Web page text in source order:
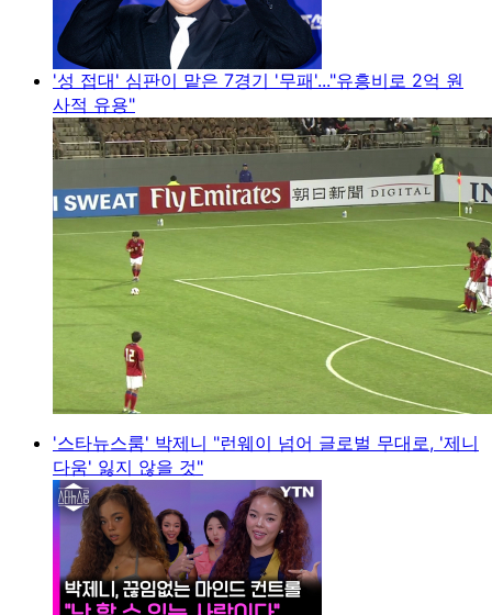
'성 접대' 심판이 맡은 7경기 '무패'..."유흥비로 2억 원
사적 유용"
'스타뉴스룸' 박제니 "런웨이 넘어 글로벌 무대로, '제니
다움' 잃지 않을 것"